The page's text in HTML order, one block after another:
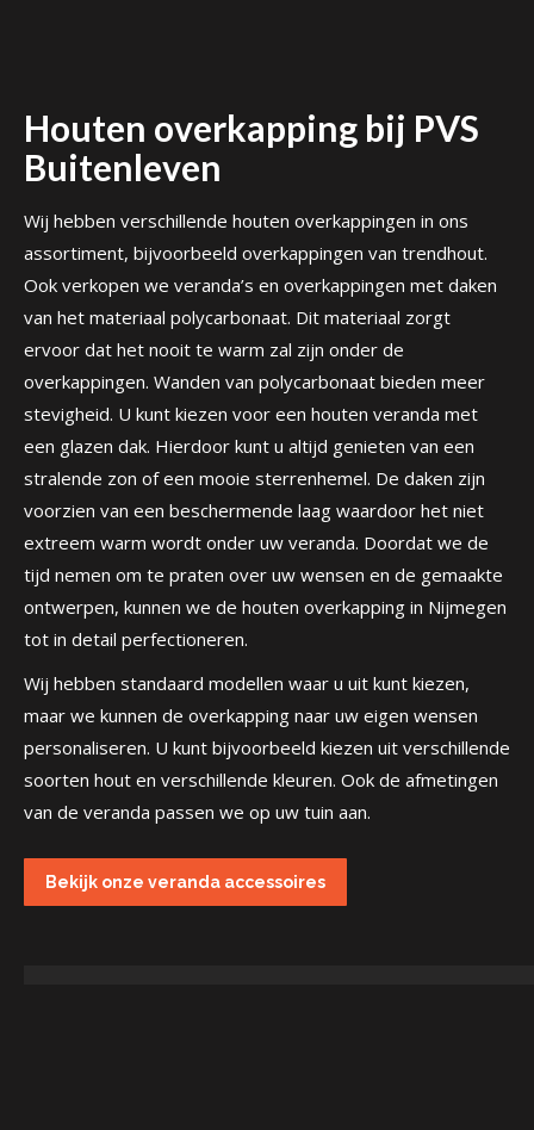
Houten overkapping bij PVS
Buitenleven
Wij hebben verschillende houten overkappingen in ons
assortiment, bijvoorbeeld overkappingen van trendhout.
Ook verkopen we veranda’s en overkappingen met daken
van het materiaal polycarbonaat. Dit materiaal zorgt
ervoor dat het nooit te warm zal zijn onder de
overkappingen. Wanden van polycarbonaat bieden meer
stevigheid. U kunt kiezen voor een houten veranda met
een glazen dak. Hierdoor kunt u altijd genieten van een
stralende zon of een mooie sterrenhemel. De daken zijn
voorzien van een beschermende laag waardoor het niet
extreem warm wordt onder uw veranda. Doordat we de
tijd nemen om te praten over uw wensen en de gemaakte
ontwerpen, kunnen we de houten overkapping in Nijmegen
tot in detail perfectioneren.
Wij hebben standaard modellen waar u uit kunt kiezen,
maar we kunnen de overkapping naar uw eigen wensen
personaliseren. U kunt bijvoorbeeld kiezen uit verschillende
soorten hout en verschillende kleuren. Ook de afmetingen
van de veranda passen we op uw tuin aan.
Bekijk onze veranda accessoires